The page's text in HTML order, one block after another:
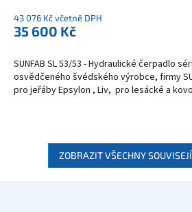
43 076 Kč včetně DPH
35 600 Kč
SUNFAB SL 53/53 - Hydraulické čerpadlo
osvědčeného švédského výrobce, firmy
pro jeřáby Epsylon , Liv, pro lesácké a
ZOBRAZIT VŠECHNY